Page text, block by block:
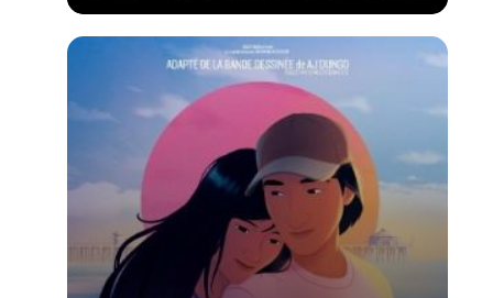
Réalisé par Gaya jiji
Voir la fiche du film